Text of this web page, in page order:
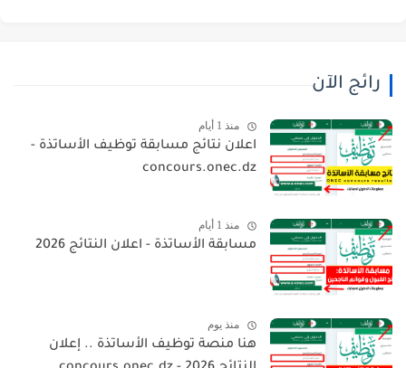
رائج الآن
منذ 1 أيام
اعلان نتائج مسابقة توظيف الأساتذة -
concours.onec.dz
منذ 1 أيام
مسابقة الأساتذة - اعلان النتائج 2026
منذ يوم
هنا منصة توظيف الأساتذة .. إعلان